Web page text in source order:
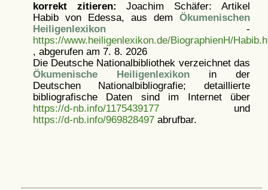
korrekt zitieren: Joachim Schäfer: Artikel
Habib von Edessa, aus dem Ökumenischen
Heiligenlexikon-
https://www.heiligenlexikon.de/BiographienH/
, abgerufen am 7. 8. 2026
Die Deutsche Nationalbibliothek verzeichnet das
Ökumenische Heiligenlexikonin der
Deutschen Nationalbibliografie; detaillierte
bibliografische Daten sind im Internet über
https://d-nb.info/1175439177und
https://d-nb.info/969828497abrufbar.